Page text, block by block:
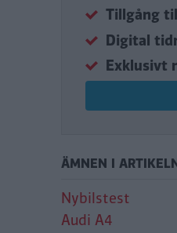
Tillgång
Digital
Exklusivt
ÄMNEN I
Nybilstest
Audi A4